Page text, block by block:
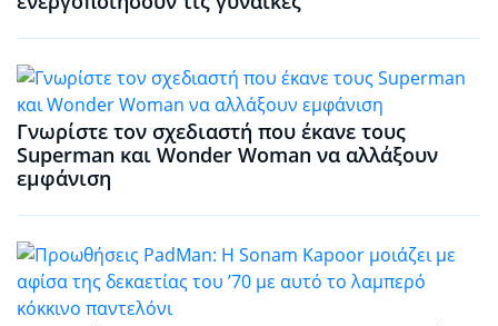
Γνωρίστε τον σχεδιαστή που έκανε τους
Superman και Wonder Woman να αλλάξουν
εμφάνιση